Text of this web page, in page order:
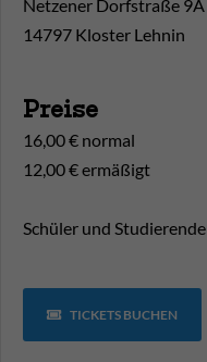
Netzener Dorfstraße 9A
14797 Kloster Lehnin
Preise
16,00 € normal
12,00 € ermäßigt
Schüler und Studierende
TICKETS BUCHEN